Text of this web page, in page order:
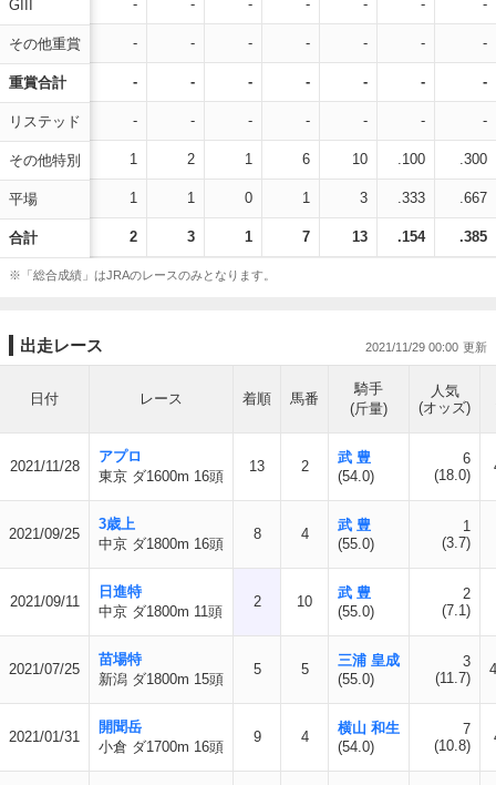
GIII
その他重賞
重賞合計
リステッド
その他特別
平場
合計
- - - - - - -
- - - - - - -
- - - - - - -
- - - - - - -
1 2 1 6 10 .100 .300
1 1 0 1 3 .333 .667
2 3 1 7 13 .154 .385
※「総合成績」はJRAのレースのみとなります。
出走レース 2021/11/29 00:00
日付 レース 着順 馬番
騎手
(斤量)
人気
(オッズ)
2021/11/28
アプロ
東京 ダ1600m 16頭
13 2
武 豊
(54.0)
6
(18.0)
2021/09/25
3歳上
中京 ダ1800m 16頭
8 4
武 豊
(55.0)
1
(3.7)
2021/09/11
日進特
中京 ダ1800m 11頭
2 10
武 豊
(55.0)
2
(7.1)
2021/07/25
苗場特
新潟 ダ1800m 15頭
5 5
三浦 皇成
(55.0)
3
(11.7)
2021/01/31
開聞岳
小倉 ダ1700m 16頭
9 4
横山 和生
(54.0)
7
(10.8)